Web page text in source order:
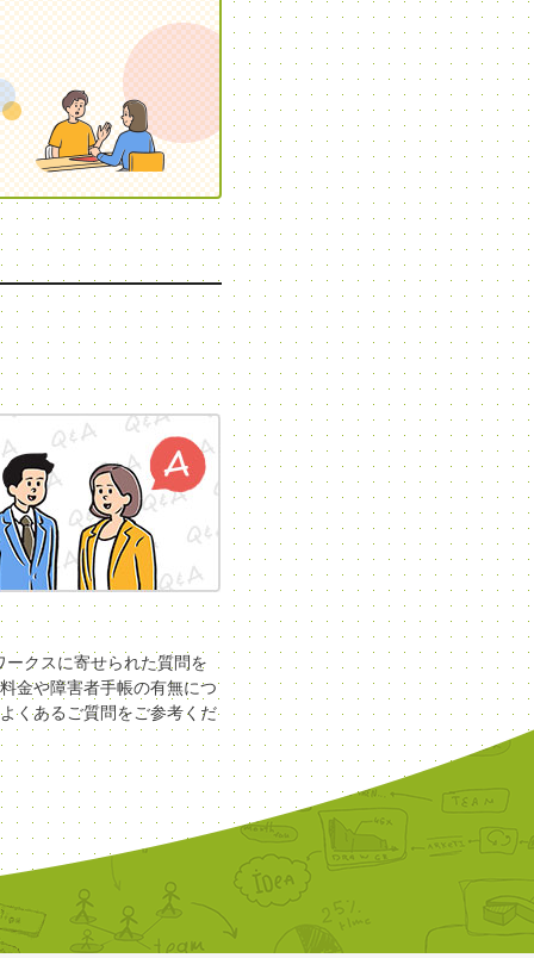
ークスに寄せられた質問を
金や障害者手帳の有無につ
くあるご質問をご参考くだ